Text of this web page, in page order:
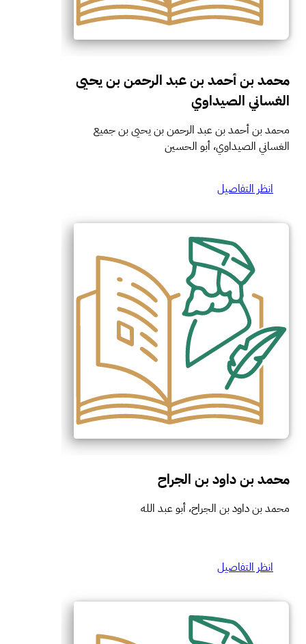
محمد بن أحمد بن عبد الرحمن بن يحيى
الغساني الصيداوي
محمد بن أحمد بن عبد الرحمن بن يحيى بن جميع
الغساني الصيداوي، أبو الحسين
انظر التفاصيل
محمد بن داود بن الجراح
محمد بن داود بن الجراح، أبو عبد الله
انظر التفاصيل